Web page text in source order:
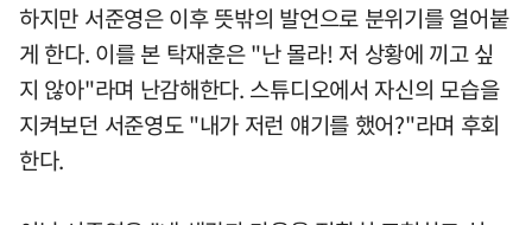
하지만 서준영은 이후 뜻밖의 발언으로 분위기를 얼어붙
게 한다. 이를 본 탁재훈은 "난 몰라! 저 상황에 끼고 싶
지 않아"라며 난감해한다. 스튜디오에서 자신의 모습을
지켜보던 서준영도 "내가 저런 얘기를 했어?"라며 후회
한다.